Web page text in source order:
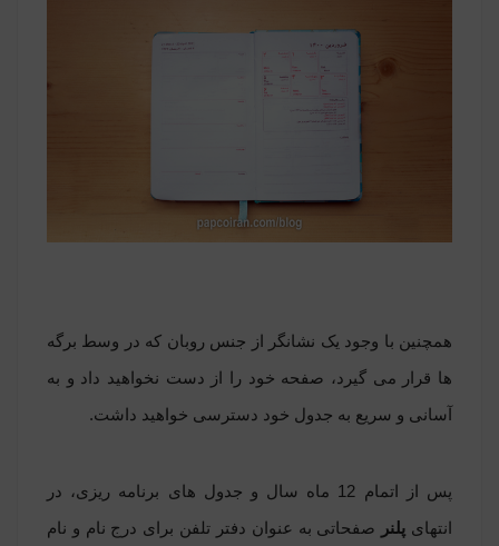
همچنین با وجود یک نشانگر از جنس روبان که در وسط برگه
ها قرار می گیرد، صفحه خود را از دست نخواهید داد و به
آسانی و سریع به جدول خود دسترسی خواهید داشت.
پس از اتمام 12 ماه سال و جدول های برنامه ریزی، در
انتهای پلنر
صفحاتی به عنوان دفتر تلفن برای درج نام و نام